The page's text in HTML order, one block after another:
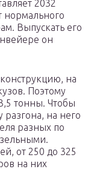
2032
нормального
Выпускать его
он
на
Поэтому
тонны. Чтобы
разгона, на него
разных по
от 250 до 325
на них